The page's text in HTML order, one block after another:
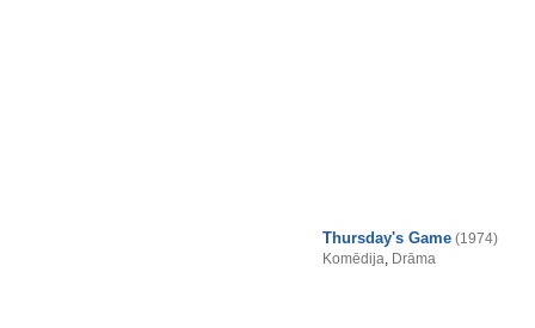
Thursday's Game (1974)
Komēdija, Drāma